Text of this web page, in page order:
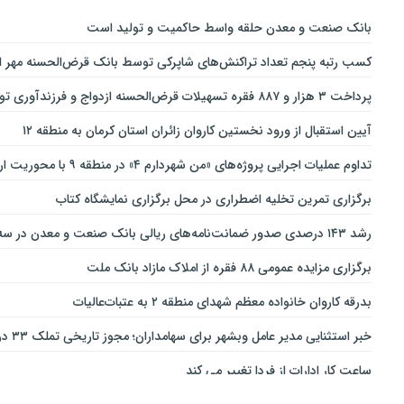
بانك صنعت و معدن حلقه واسط حاكمیت و تولید است
کسب رتبه پنجم تعداد تراکنش‌های شاپرکی توسط بانک قرض‌الحسنه مهر
پرداخت ۳ هزار و ۸۸۷ فقره تسهیلات قرض‌الحسنه ازدواج و فرزندآوری توسط بانک پاسارگاد تا پایان خردادماه ۱۴۰۵
آیین استقبال از ورود نخستین کاروان زائران استان کرمان به منطقه ۱۲
تداوم عملیات اجرایی پروژه‌های «من شهردارم ۴» در منطقه ۹ با محوریت ارتقای ایمنی و تسهیل تردد
برگزاری تمرین تخلیه اضطراری در محل برگزاری نمایشگاه کتاب
رشد ۱۴۳ درصدی صدور ضمانت‌نامه‌های ریالی بانک صنعت و معدن در سه‌ماهه نخست سال جاری
برگزاری مزایده عمومی ۸۸ فقره از املاک مازاد بانک ملت
بدرقه کاروان خانواده معظم شهدای منطقه ۲ به عتبات‌عالیات
خبر استثنایی مدیر عامل وبشهر برای سهامداران؛ مجوز تاریخی تملک ۳۳ درصدی بانک اقتصاد نوین اخذ شد
ساعت کار ادارات از فردا تغییر می کند